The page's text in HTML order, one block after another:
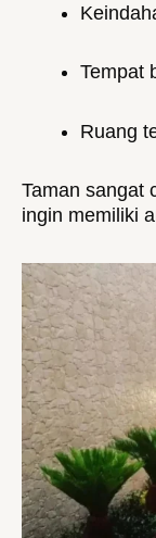
Tempat
Ruang
Taman sangat
ingin memiliki